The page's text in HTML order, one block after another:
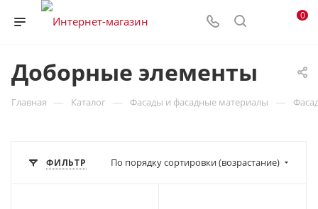
0
Доборные элементы
Главная — Каталог — Фасады и фасадные материалы —
ФИЛЬТР По порядку сортировки (возрастание)